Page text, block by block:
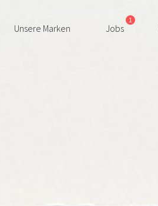
Unsere Marken Jobs
1